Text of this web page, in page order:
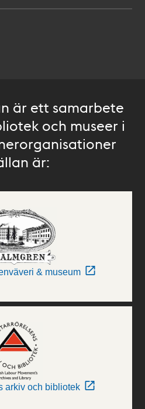
är ett samarbete
och museer i
är:
& museum
arkiv och bibliotek